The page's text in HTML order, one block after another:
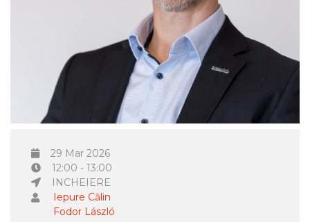
29 Mar 2026
12:00 - 13:00
INCHEIERE
Iepure Călin
Fodor László